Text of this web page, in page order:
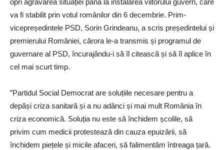
opri agravarea situației până la instalarea viitorului guvern, care
va fi stabilit prin votul românilor din 6 decembrie. Prim-
vicepreședintele PSD, Sorin Grindeanu, a scris președintelui și
premierului României, cărora le-a transmis și programul de
guvernare al PSD, încurajându-i să îl citească și să îl aplice în
cel mai scurt timp.
”Partidul Social Democrat are soluțiile necesare pentru a
depăși criza sanitară și a nu adânci și mai mult România în
criza economică. Soluția nu este să închidem școlile, să
privim cum medicii protestează din cauza epuizării, să
închidem piețele și micile afaceri, să falimentăm întreaga țară.